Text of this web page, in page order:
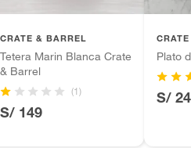
suplementos alimenticios,
CRATE & BARREL
Tetera Marin Blanca Crate
& Barrel
(1)
S/ 149
Plato
S/